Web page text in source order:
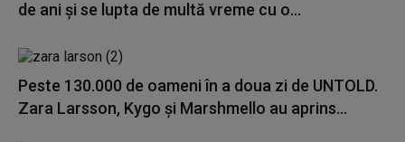
de ani și se lupta de multă vreme cu o...
Peste 130.000 de oameni în a doua zi de UNTOLD.
Zara Larsson, Kygo și Marshmello au aprins...